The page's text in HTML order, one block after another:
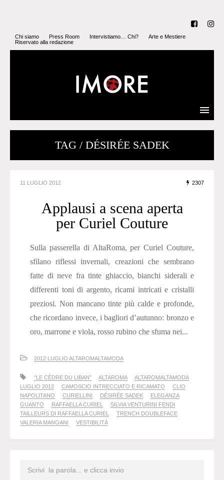
Chi siamo Press Room Intervistiamo… Chi?
Arte e Mestiere
Riservato alla redazione
TAG / DÉSIRÉE SADEK
11 LUGLIO 2012 2307
Applausi a scena aperta
per Curiel Couture
Sulla passerella di AltaRoma, per Curiel Couture,
sfilano riflessi invernali, creazioni che sembrano
fatte di neve fra tinte ghiaccio, bianchi siderali e
differenti toni di argento, ricami intricati e cristalli
preziosi. Non mancano tinte più calde e profonde,
che ricordano invece, i bagliori d’autunno: bronzo e
oro, marrone e viola, rosso rubino che sfuma nei...
2012 LUGLIO ALTAROMALTAMODA
“LE CÈDRE DU LIBAN” ALTAROMA
ALTAROMALTAMODA
LUGLIO 2012
CAMOSCIO INTRECCIATO E RICAMATO
CLIO
NAPOLITANO
CURIELLINI DÉSIRÉE SADEK
ELEGANZA
GUANTO
RAFFAELLA CURIEL
SILVIA VENTURINI FENDI
TAILLEURS DI RAFFAELLA CURIEL
TRENCH DOUBLEFACE
VALERIA MANGANI
VESTIBILITÀ